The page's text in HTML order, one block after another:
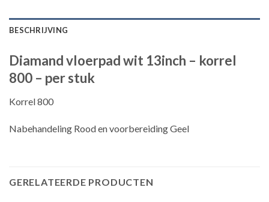
BESCHRIJVING
Diamand vloerpad wit 13inch – korrel
800 – per stuk
Korrel 800
Nabehandeling Rood en voorbereiding Geel
GERELATEERDE PRODUCTEN